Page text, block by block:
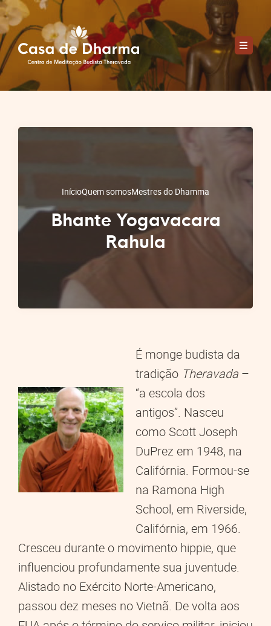
InícioQuem somosMestres do Dhamma
Bhante Yogavacara
Rahula
É monge budista da
tradição Theravada –
“a escola dos
antigos”. Nasceu
como Scott Joseph
DuPrez em 1948, na
Califórnia. Formou-se
na Ramona High
School, em Riverside,
Califórnia, em 1966.
Cresceu durante o movimento hippie, que
influenciou profundamente sua juventude.
Alistado no Exército Norte-Americano,
passou dez meses no Vietnã. De volta aos